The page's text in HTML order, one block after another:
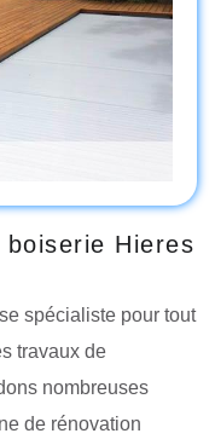
Hieres
spécialiste pour tout
travaux de
nombreuses
de rénovation